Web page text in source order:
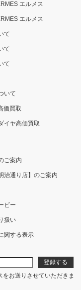
エルメス
エルメス
て
て
て
いて
価買取
イヤ高価買取
ご案内
治通り店】のご案内
ビー
扱い
関する表示
お送りさせていただきま